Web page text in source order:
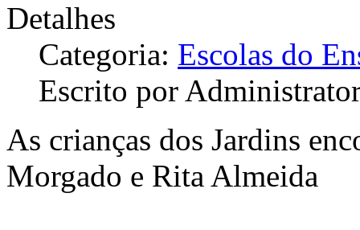
Detalhes
Categoria: Escolas do
Escrito por
As crianças dos Jardins
Morgado e Rita Almeida